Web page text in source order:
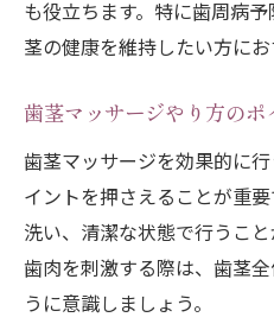
も役立ちます。特に歯周病
茎の健康を維持したい方にお
歯茎マッサージやり方のポ
歯茎マッサージを効果的に
イントを押さえることが重
洗い、清潔な状態で行うこ
歯肉を刺激する際は、歯茎
うに意識しましょう。